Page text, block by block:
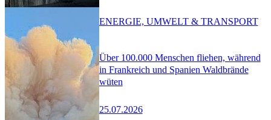
Über 100.000 Menschen fliehen, während
in Frankreich und Spanien Waldbrände
wüten
25.07.2026
ENERGIE, UMWELT & TRANSPORT